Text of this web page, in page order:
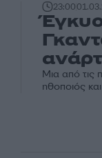
23:00
Μια από τις
ηθοποιός